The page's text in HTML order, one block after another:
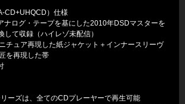
CD+UHQCD）仕様
ログ・テープを基にした2010年DSDマスターを
て収録（ハイレゾ未配信）
チュア再現した紙ジャケット＋インナースリーヴ
を再現した帯
ーズは、全てのCDプレーヤーで再生可能